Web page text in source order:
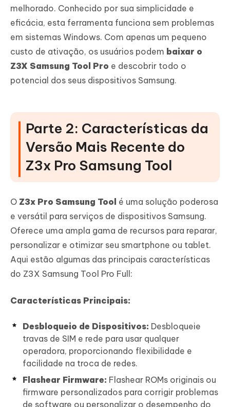
melhorado. Conhecido por sua simplicidade e
eficácia, esta ferramenta funciona sem problemas
em sistemas Windows. Com apenas um pequeno
custo de ativação, os usuários podem baixar o
Z3X Samsung Tool Pro e descobrir todo o
potencial dos seus dispositivos Samsung.
Parte 2: Características da
Versão Mais Recente do
Z3x Pro Samsung Tool
O Z3x Pro Samsung Tool é uma solução poderosa
e versátil para serviços de dispositivos Samsung.
Oferece uma ampla gama de recursos para reparar,
personalizar e otimizar seu smartphone ou tablet.
Aqui estão algumas das principais características
do Z3X Samsung Tool Pro Full:
Características Principais:
Desbloqueio de Dispositivos: Desbloqueie
travas de SIM e rede para usar qualquer
operadora, proporcionando flexibilidade e
facilidade na troca de redes.
Flashear Firmware: Flashear ROMs originais ou
firmware personalizados para corrigir problemas
de software ou personalizar o desempenho do